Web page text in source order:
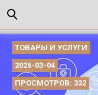
ТОВАРЫ И УСЛУГИ
2026-03-04
ПРОСМОТРОВ: 332